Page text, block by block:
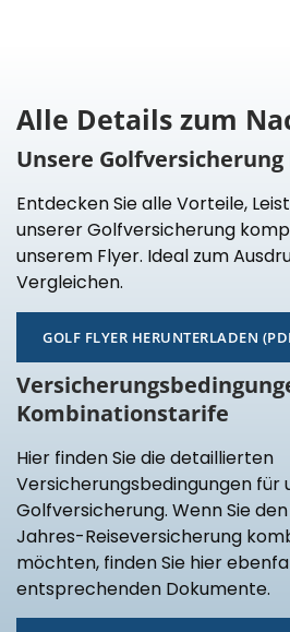
Alle Details zum
Unsere
Entdecken Sie alle Vorteile,
unserer Golfversicherung
unserem Flyer. Ideal zum
Vergleichen.
GOLF FLYER HERUNTERLADEN
Kombinationstarife
Hier finden Sie die detaillierten
Versicherungsbedingungen für
Golfversicherung. Wenn Sie
Jahres-Reiseversicherung
möchten, finden Sie hier
entsprechenden Dokumente.